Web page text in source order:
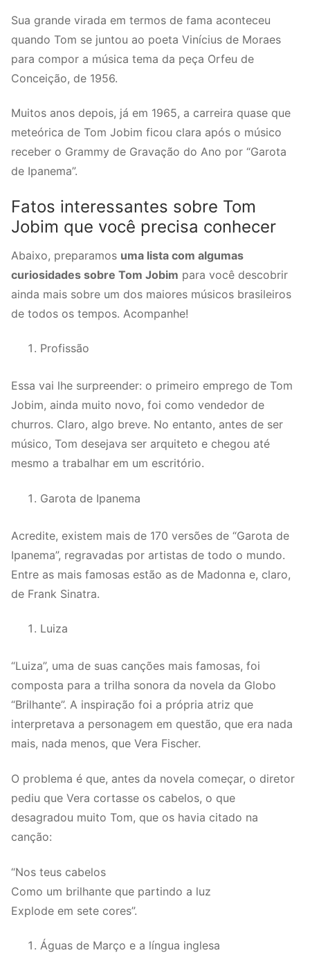
Sua grande virada em termos de fama aconteceu
quando Tom se juntou ao poeta Vinícius de Moraes
para compor a música tema da peça Orfeu de
Conceição, de 1956.
Muitos anos depois, já em 1965, a carreira quase que
meteórica de Tom Jobim ficou clara após o músico
receber o Grammy de Gravação do Ano por “Garota
de Ipanema”.
Fatos interessantes sobre Tom
Jobim que você precisa conhecer
Abaixo, preparamos uma lista com algumas
curiosidades sobre Tom Jobim para você descobrir
ainda mais sobre um dos maiores músicos brasileiros
de todos os tempos. Acompanhe!
Profissão
Essa vai lhe surpreender: o primeiro emprego de Tom
Jobim, ainda muito novo, foi como vendedor de
churros. Claro, algo breve. No entanto, antes de ser
músico, Tom desejava ser arquiteto e chegou até
mesmo a trabalhar em um escritório.
Garota de Ipanema
Acredite, existem mais de 170 versões de “Garota de
Ipanema”, regravadas por artistas de todo o mundo.
Entre as mais famosas estão as de Madonna e, claro,
de Frank Sinatra.
Luiza
“Luiza”, uma de suas canções mais famosas, foi
composta para a trilha sonora da novela da Globo
“Brilhante”. A inspiração foi a própria atriz que
interpretava a personagem em questão, que era nada
mais, nada menos, que Vera Fischer.
O problema é que, antes da novela começar, o diretor
pediu que Vera cortasse os cabelos, o que
desagradou muito Tom, que os havia citado na
canção:
“Nos teus cabelos
Como um brilhante que partindo a luz
Explode em sete cores”.
Águas de Março e a língua inglesa